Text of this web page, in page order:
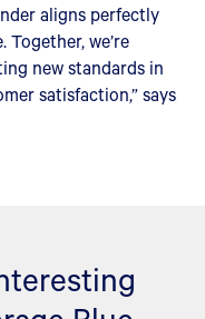
aligns perfectly
we’re
new standards in
satisfaction,” says